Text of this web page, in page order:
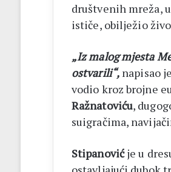
društvenih mreža,
ističe, obilježio
„Iz malog mjesta
ostvarili“, napisao je
vodio kroz brojne
Ražnatoviću,
suigračima,
Stipanovićje u